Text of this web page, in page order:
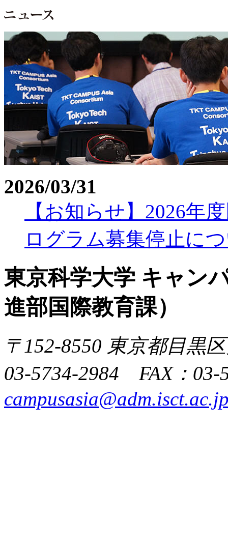
2026/03/31
【お知らせ】2026年
ログラム募集停止に
東京科学大学 キャン
進部国際教育課）
〒152-8550 東京都目黒
03-5734-2984 FAX：